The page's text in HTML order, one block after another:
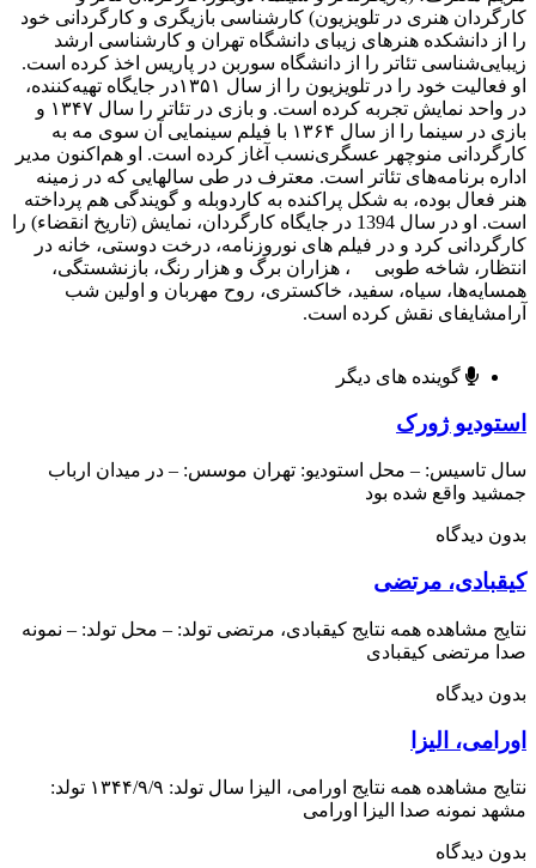
هنری در تلویزیون) کارشناسی بازیگری و کارگردانی خود
دانشکده هنرهای زیبای دانشگاه تهران و کارشناسی ارشد
تئاتر را از دانشگاه سوربن در پاریس اخذ کرده است.
او فعالیت خود را در تلویزیون را از سال ۱۳۵۱در جایگاه تهیه‌کننده،
در واحد نمایش تجربه کرده است. و بازی در تئاتر را سال ۱۳۴۷ و
بازی در سینما را از سال ۱۳۶۴ با فیلم سینمایی آن سوی مه به
منوچهر عسگری‌نسب آغاز کرده است. او هم‌اکنون مدیر
برنامه‌های تئاتر است. معترف در طی سالهایی که در زمینه
بوده، به شکل پراکنده به کاردوبله و گویندگی هم پرداخته
است. او در سال 1394 در جایگاه کارگردان، نمایش (تاریخ انقضاء) را
کرد و در فیلم های نوروزنامه، درخت دوستی، خانه در
شاخه طوبی ، هزاران برگ و هزار رنگ، بازنشستگی،
سیاه، سفید، خاکستری، روح مهربان و اولین شب
نقش کرده است.
گوینده های دیگر
ژورک
تاسیس: – محل استودیو: تهران موسس: – در میدان ارباب
واقع شده بود
دیدگاه
مرتضی
مشاهده همه نتایج کیقبادی، مرتضی تولد: – محل تولد: – نمونه
مرتضی کیقبادی
دیدگاه
الیزا
نتایج مشاهده همه نتایج اورامی، الیزا سال تولد: ۱۳۴۴/۹/۹ تولد:
نمونه صدا الیزا اورامی
دیدگاه